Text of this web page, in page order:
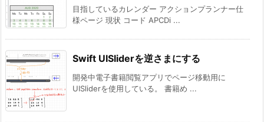
目指しているカレンダー アクションプランナー仕
様ページ 現状 コード APCDi ...
Swift UISliderを逆さまにする
開発中電子書籍閲覧アプリでページ移動用に
UISliderを使用している。 書籍め ...